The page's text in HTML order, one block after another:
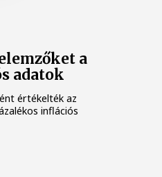
a
adatok
értékelték az
inflációs